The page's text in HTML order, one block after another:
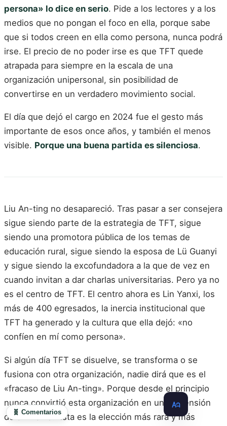
persona» lo dice en serio. Pide a los lectores y a los
medios que no pongan el foco en ella, porque sabe
que si todos creen en ella como persona, nunca podrá
irse. El precio de no poder irse es que TFT quede
atrapada para siempre en la escala de una
organización unipersonal, sin posibilidad de
convertirse en un verdadero movimiento social.
El día que dejó el cargo en 2024 fue el gesto más
importante de esos once años, y también el menos
visible. Porque una buena partida es silenciosa.
Liu An-ting no desapareció. Tras pasar a ser consejera
sigue siendo parte de la estrategia de TFT, sigue
siendo una promotora pública de los temas de
educación rural, sigue siendo la esposa de Lü Guanyi
y sigue siendo la excofundadora a la que de vez en
cuando invitan a dar charlas universitarias. Pero ya no
es el centro de TFT. El centro ahora es Lin Yanxi, los
más de 400 egresados, la inercia institucional que
TFT ha generado y la cultura que ella dejó: «no
confíen en mí como persona».
Si algún día TFT se disuelve, se transforma o se
fusiona con otra organización, nadie dirá que es el
«fracaso de Liu An-ting». Porque desde el principio
nunca convirtió esta organización en una extensión
de sí misma. Esta es la elección más rara y más
🧬 Comentarios